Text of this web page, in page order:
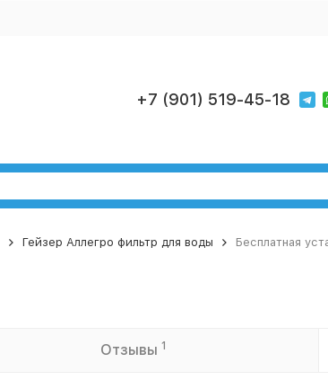
+7 (901) 519-45-18
Гейзер Аллегро фильтр для воды Бесплатная
Отзывы 1